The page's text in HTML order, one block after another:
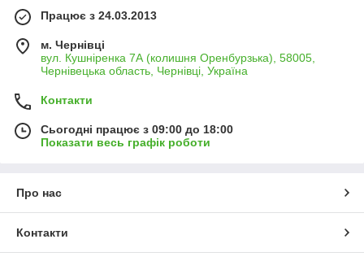
Працює з 24.03.2013
м. Чернівці
вул. Кушніренка 7А (колишня Оренбурзька), 58005,
Чернівецька область, Чернівці, Україна
Контакти
Сьогодні працює з 09:00 до 18:00
Показати весь графік роботи
Про нас
Контакти